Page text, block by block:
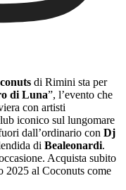
di Rimini sta per
di Luna”, l’evento che
con artisti
iconico sul lungomare
dall’ordinario con Dj
di Bealeonardi.
Acquista subito
al Coconuts come